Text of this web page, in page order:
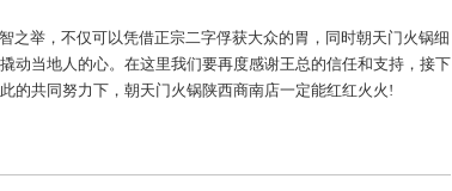
之举，不仅可以凭借正宗二字俘获大众的胃，同时朝天门火锅细
动当地人的心。在这里我们要再度感谢王总的信任和支持，接下
的共同努力下，朝天门火锅陕西商南店一定能红红火火!